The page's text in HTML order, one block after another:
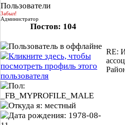
Пользователи
Забыл!
Администратор
Постов: 104
RE: